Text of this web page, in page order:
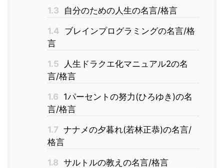
1.3 自分のための人生の名言/格言
1.4 ブレインプログラミングの名言/格
言
1.5
人生ドラクエ化マニュアル2の名
言/格言
1.6 1パーセントの努力(ひろゆき)の名
言/格言
1.7 ナナメの夕暮れ(若林正恭)の名言/
格言
1.8 サルトルの教えの名言/格言